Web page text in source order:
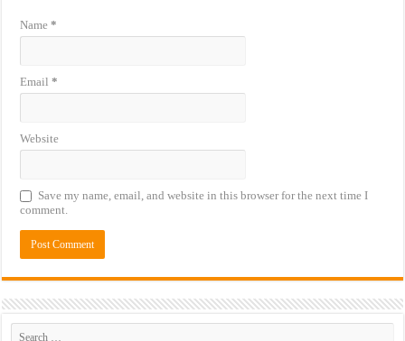
Name*
Email*
Website
Save my name, email, and website in this browser for the next time I
comment.